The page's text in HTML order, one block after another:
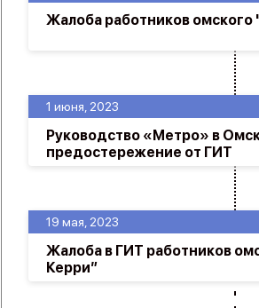
19 мая, 2023
Жалоба в ГИТ работников
Керри”
1 июня, 2023
Руководство «Метро» в
предостережение от ГИТ
Жалоба работников